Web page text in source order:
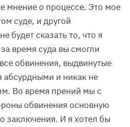
мнение о процессе. Это мое
суде, и другой
будет сказать то, что я
время суда вы смогли
обвинения, выдвинутые
абсурдными и никак не
Во время прений мы с
обвинения основную
заключения. И я хотел бы